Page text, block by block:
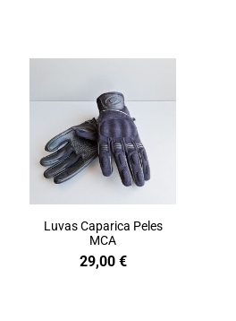
Luvas Caparica Peles
MCA
29,00 €